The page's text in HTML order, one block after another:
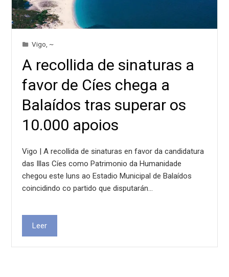
Vigo ~
A recollida de sinaturas a
favor de Cíes chega a
Balaídos tras superar os
10.000 apoios
Vigo | A recollida de sinaturas en favor da candidatura
das Illas Cíes como Patrimonio da Humanidade
chegou este luns ao Estadio Municipal de Balaídos
coincidindo co partido que disputarán…
Leer